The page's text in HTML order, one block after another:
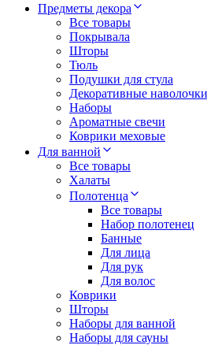
Предметы декора
Все товары
Покрывала
Шторы
Тюль
Подушки для стула
Декоративные
Наборы
Ароматные свечи
Коврики меховые
Для ванной
Все товары
Халаты
Полотенца
Все товары
Набор полотенец
Банные
Для лица
Для рук
Для волос
Коврики
Шторы
Наборы для ванной
Наборы для сауны